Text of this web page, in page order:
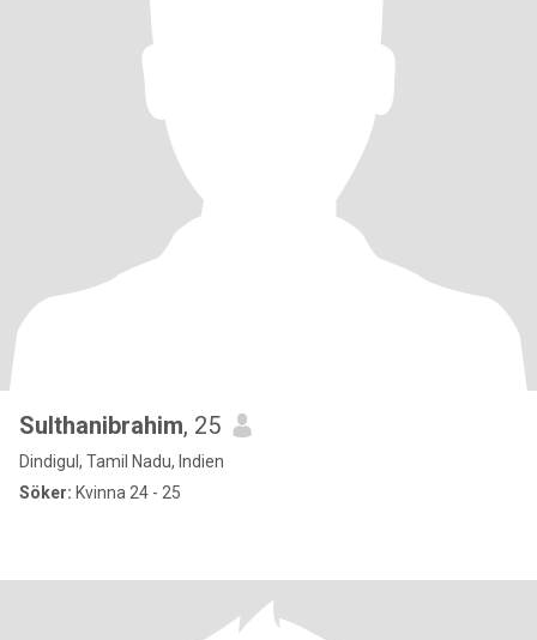
Sulthanibrahim, 25
Dindigul, Tamil Nadu, Indien
Söker: Kvinna 24 - 25